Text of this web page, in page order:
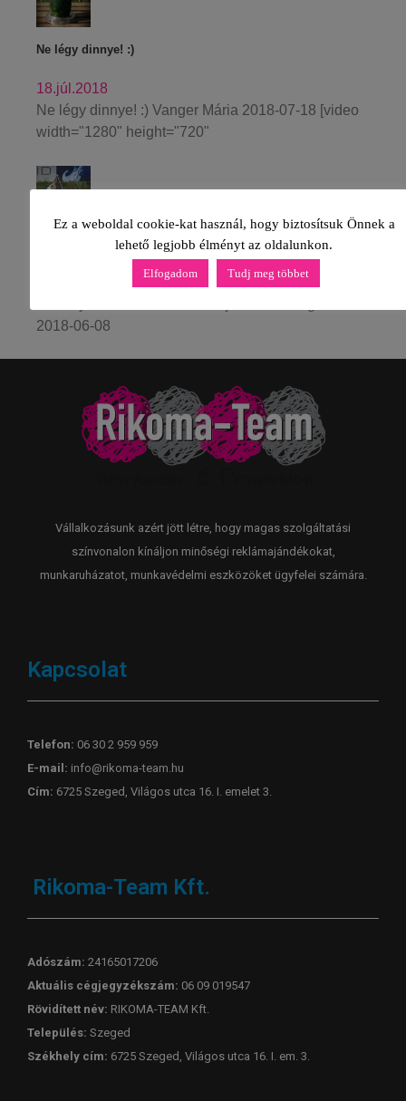
Ne légy dinnye! :)
18.júl.2018
Ne légy dinnye! :) Vanger Mária 2018-07-18 [video
width="1280" height="720"
Bodonyi András az EB-n! #hajrabandi
2018-06-08
Vállalkozásunk azért jött létre, hogy magas szolgáltatási
színvonalon kínáljon minőségi reklámajándékokat,
munkaruházatot, munkavédelmi eszközöket ügyfelei számára.
Kapcsolat
Telefon: 06 30 2 959 959
E-mail: info@rikoma-team.hu
Cím: 6725 Szeged, Világos utca 16. I. emelet 3.
Rikoma-Team Kft.
Adószám: 24165017206
Aktuális cégjegyzékszám: 06 09 019547
Rövidített név: RIKOMA-TEAM Kft.
Település: Szeged
Székhely cím: 6725 Szeged, Világos utca 16. I. em. 3.
Ez a weboldal cookie-kat használ, hogy biztosítsuk Önnek a
lehető legjobb élményt az oldalunkon.
Elfogadom Tudj meg többet